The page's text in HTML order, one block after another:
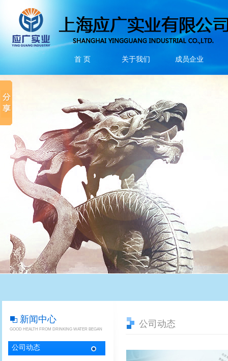
首 页 关于我们 成员企业
新闻中心
GOOD HEALTH FROM DRINKING WATER BEGAN
公司动态
公司动态